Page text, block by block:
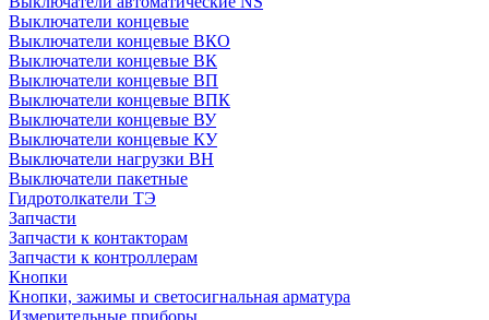
Выключатели концевые
Выключатели концевые ВКО
Выключатели концевые ВК
Выключатели концевые ВП
Выключатели концевые ВПК
Выключатели концевые ВУ
Выключатели концевые КУ
Выключатели нагрузки ВН
Выключатели пакетные
Гидротолкатели ТЭ
Запчасти
Запчасти к контакторам
Запчасти к контроллерам
Кнопки
Кнопки, зажимы и светосигнальная арматура